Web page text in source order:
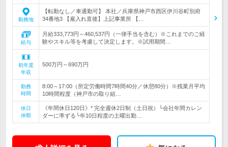
勤務地
【転勤なし／車通勤可】 本社／兵庫県神戸市西区伊川谷町別府
34番地3 【雇入れ直後】上記事業所 【…
給与
月給333,773円～460,537円（一律手当を含む）※これまでのご経
験やスキル等を考慮して決定します。※試用期間…
初年度
年収
500万円～690万円
勤務
時間
8:00～17:00（所定労働時間7時間40分／休憩80分）※残業月平均
10時間程度（神戸市の取り組…
休日
休暇
《年間休日120日》* 完全週休2日制（土日祝）└会社年間カレン
ダーに準ずる└年10日程度の土曜出勤…